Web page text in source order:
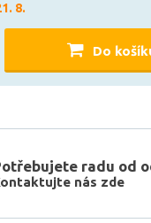
8.
Do
radu od
nás zde